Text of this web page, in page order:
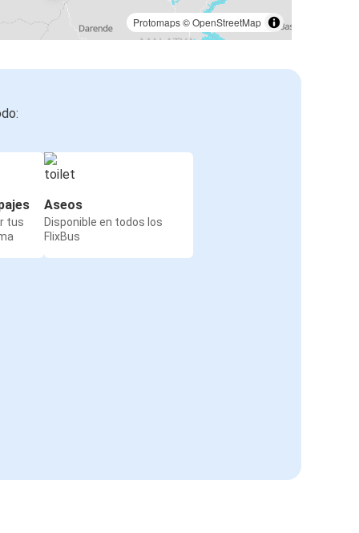
Protomaps©OpenStreetMap
tus
Aseos
Disponible en todos los
FlixBus